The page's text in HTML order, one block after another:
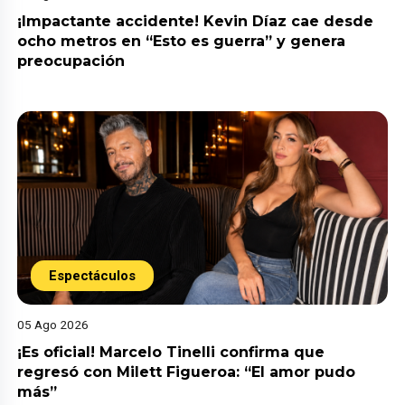
¡Impactante accidente! Kevin Díaz cae desde
ocho metros en “Esto es guerra” y genera
preocupación
Espectáculos
05 Ago 2026
¡Es oficial! Marcelo Tinelli confirma que
regresó con Milett Figueroa: “El amor pudo
más”